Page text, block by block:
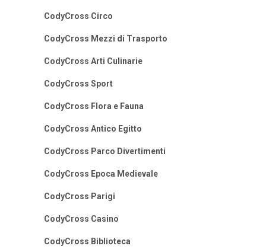
CodyCross Circo
CodyCross Mezzi di Trasporto
CodyCross Arti Culinarie
CodyCross Sport
CodyCross Flora e Fauna
CodyCross Antico Egitto
CodyCross Parco Divertimenti
CodyCross Epoca Medievale
CodyCross Parigi
CodyCross Casino
CodyCross Biblioteca